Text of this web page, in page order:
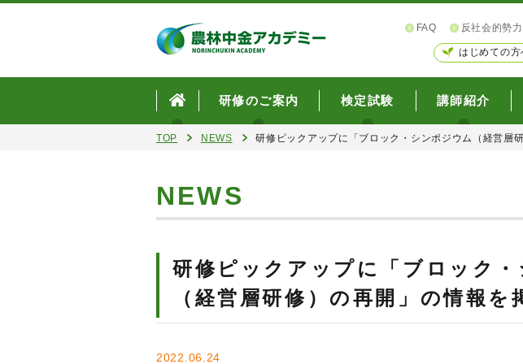
FAQ 反社会的勢
はじめての方
研修のご案内 検定試験 講師紹介
TOP NEWS 研修ピックアップに「ブロック・シンポジウム（経営層
NEWS
研修ピックアップに「ブロック・
（経営層研修）の再開」の情報を
2022.06.24